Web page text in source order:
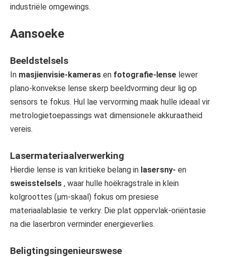
industriële omgewings.
Aansoeke
Beeldstelsels
In masjienvisie-kameras en fotografie-lense lewer
plano-konvekse lense skerp beeldvorming deur lig op
sensors te fokus. Hul lae vervorming maak hulle ideaal vir
metrologietoepassings wat dimensionele akkuraatheid
vereis.
Lasermateriaalverwerking
Hierdie lense is van kritieke belang in lasersny- en
sweisstelsels , waar hulle hoëkragstrale in klein
kolgroottes (μm-skaal) fokus om presiese
materiaalablasie te verkry. Die plat oppervlak-oriëntasie
na die laserbron verminder energieverlies.
Beligtingsingenieurswese